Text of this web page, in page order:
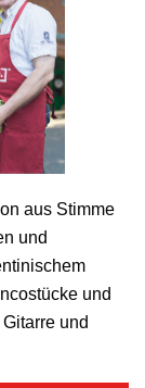
aus Stimme
und
und
und